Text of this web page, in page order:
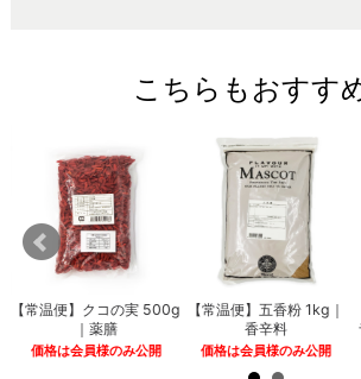
こちらもおすす
【常温便】クコの実 500g
｜薬膳
価格は会員様のみ公開
【常温便】五香粉 1kg｜
香辛料
価格は会員様のみ公開